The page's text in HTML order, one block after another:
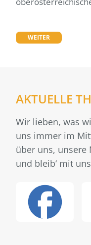
WEITER
AKTUELLE
Wir lieben, was
uns immer im
über uns, unsere
und bleib‘ mit